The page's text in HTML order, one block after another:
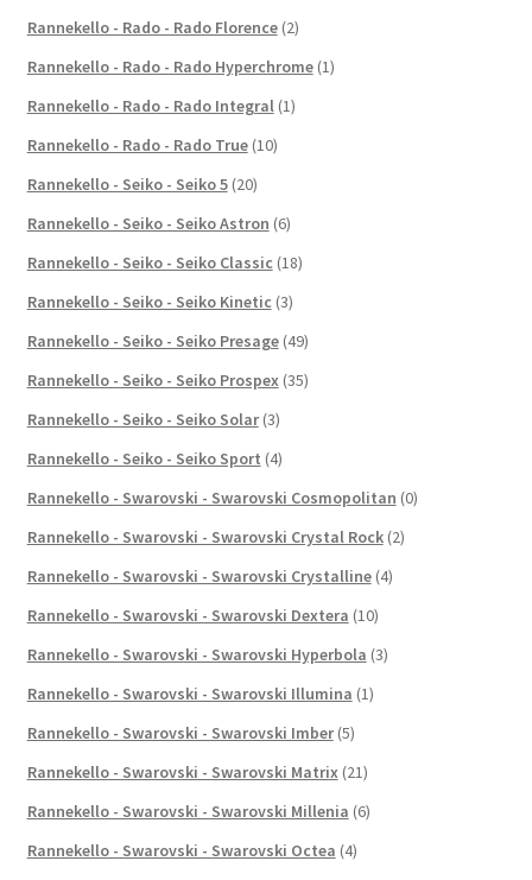
Rannekello - Rado - Rado Florence (2)
Rannekello - Rado - Rado Hyperchrome (1)
Rannekello - Rado - Rado Integral (1)
Rannekello - Rado - Rado True (10)
Rannekello - Seiko - Seiko 5 (20)
Rannekello - Seiko - Seiko Astron (6)
Rannekello - Seiko - Seiko Classic (18)
Rannekello - Seiko - Seiko Kinetic (3)
Rannekello - Seiko - Seiko Presage (49)
Rannekello - Seiko - Seiko Prospex (35)
Rannekello - Seiko - Seiko Solar (3)
Rannekello - Seiko - Seiko Sport (4)
Rannekello - Swarovski - Swarovski Cosmopolitan (0)
Rannekello - Swarovski - Swarovski Crystal Rock (2)
Rannekello - Swarovski - Swarovski Crystalline (4)
Rannekello - Swarovski - Swarovski Dextera (10)
Rannekello - Swarovski - Swarovski Hyperbola (3)
Rannekello - Swarovski - Swarovski Illumina (1)
Rannekello - Swarovski - Swarovski Imber (5)
Rannekello - Swarovski - Swarovski Matrix (21)
Rannekello - Swarovski - Swarovski Millenia (6)
Rannekello - Swarovski - Swarovski Octea (4)